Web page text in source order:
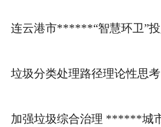
垃圾分类处理路径理论性思考